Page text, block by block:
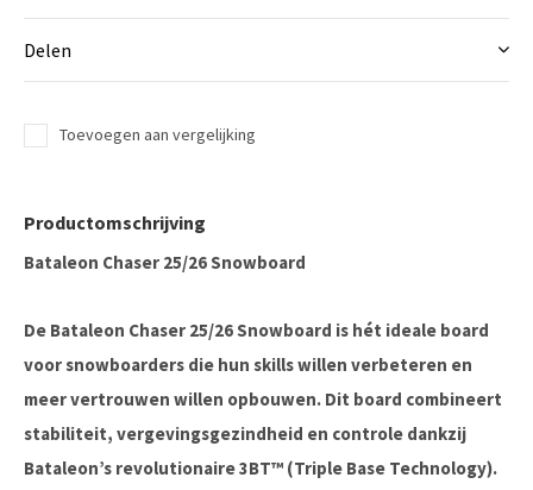
Delen
Toevoegen aan vergelijking
Productomschrijving
Bataleon Chaser 25/26 Snowboard
De Bataleon Chaser 25/26 Snowboard is hét ideale board
voor snowboarders die hun skills willen verbeteren en
meer vertrouwen willen opbouwen. Dit board combineert
stabiliteit, vergevingsgezindheid en controle dankzij
Bataleon’s revolutionaire3BT™ (Triple Base Technology).